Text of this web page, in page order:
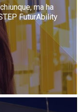
ma ha
FuturAbility